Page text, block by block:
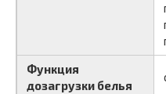
Функция
дозагрузки белья